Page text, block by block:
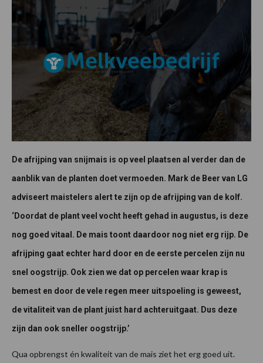
De afrijping van snijmais is op veel plaatsen al verder dan de
aanblik van de planten doet vermoeden. Mark de Beer van LG
adviseert maistelers alert te zijn op de afrijping van de kolf.
‘Doordat de plant veel vocht heeft gehad in augustus, is deze
nog goed vitaal. De mais toont daardoor nog niet erg rijp. De
afrijping gaat echter hard door en de eerste percelen zijn nu
snel oogstrijp. Ook zien we dat op percelen waar krap is
bemest en door de vele regen meer uitspoeling is geweest,
de vitaliteit van de plant juist hard achteruitgaat. Dus deze
zijn dan ook sneller oogstrijp.’
Qua opbrengst én kwaliteit van de mais ziet het erg goed uit.